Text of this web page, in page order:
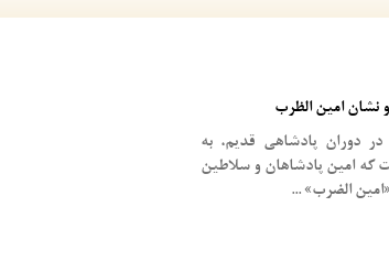
نشان امین الظرب
دوران پادشاهی قدیم، به
که امین پادشاهان و سلاطین
الضرب» ...